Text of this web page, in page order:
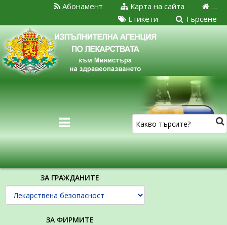
…
Карта на сайта
Абонамент
Търсене
Етикети
ЗА ГРАЖДАНИТЕ
ЗА ФИРМИТЕ